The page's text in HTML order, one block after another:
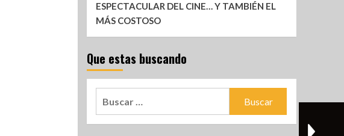
ESPECTACULAR DEL CINE… Y TAMBIÉN EL
MÁS COSTOSO
Que estas buscando